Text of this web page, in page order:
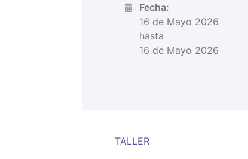
Fecha:
16 de Mayo 2026
hasta
16 de Mayo 2026
TALLER